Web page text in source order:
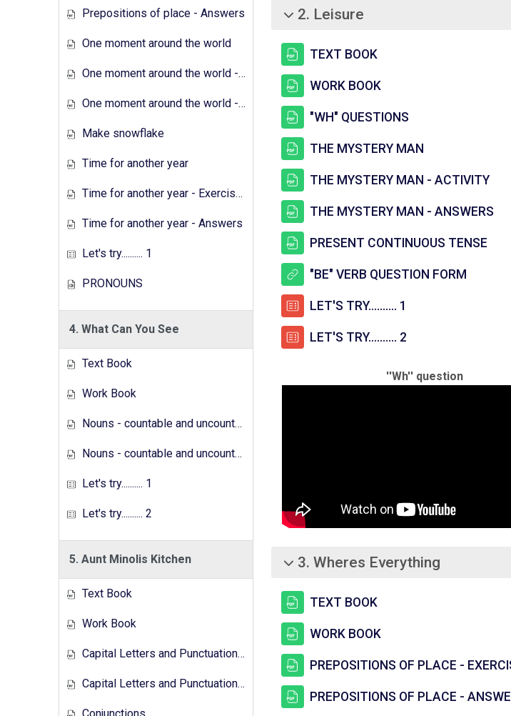
Prepositions of place - Answers
One moment around the world
One moment around the world - Exercises
One moment around the world - Answers
Make snowflake
Time for another year
Time for another year - Exercises
Time for another year - Answers
Let's try.......... 1
PRONOUNS
4. What Can You See
Text Book
Work Book
Nouns - countable and uncountable - Answers
Nouns - countable and uncountable - Exercises
Let's try.......... 1
Let's try.......... 2
5. Aunt Minolis Kitchen
Text Book
Work Book
Capital Letters and Punctuation Marks
Capital Letters and Punctuation Marks - Activity
சுருக்கு
2. Leisure
TEXT BOOK
WORK BOOK
"WH" QUESTIONS
THE MYSTERY MAN
THE MYSTERY MAN - ACTIVITY
THE MYSTERY MAN - ANSWERS
PRESENT CONTINUOUS TENSE
"BE" VERB QUESTION FORMURL
LET'S TRY.......... 1
LET'S TRY.......... 2புதிர்
''Wh'' question
சுருக்கு
3. Wheres Everything
TEXT BOOK
WORK BOOK
PREPOSITIONS OF PLACE -
PREPOSITIONS OF PLACE -